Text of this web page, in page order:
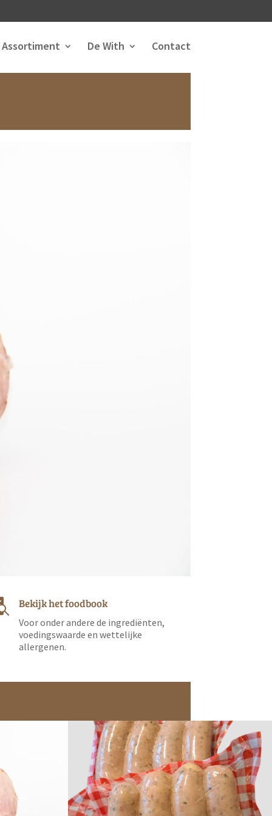
Assortiment De With Contact
Bekijk het foodbook
Voor onder andere de ingrediënten,
voedingswaarde en wettelijke
allergenen.